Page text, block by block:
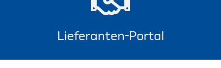
Lieferanten-Portal